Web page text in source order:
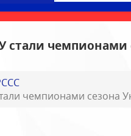
стали чемпионами
чемпионами сезона